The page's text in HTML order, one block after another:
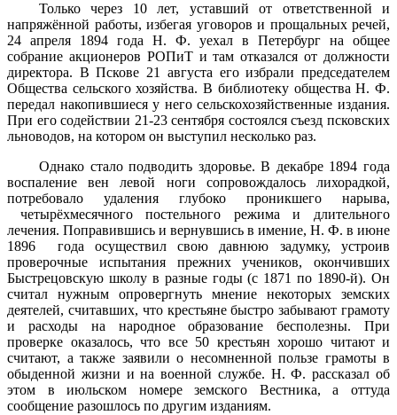
Только через 10 лет, уставший от ответственной и
напряжённой работы, избегая уговоров и прощальных речей,
24 апреля 1894 года Н. Ф. уехал в Петербург на общее
собрание акционеров РОПиТ и там отказался от должности
директора. В Пскове 21 августа его избрали председателем
Общества сельского хозяйства. В библиотеку общества Н. Ф.
передал накопившиеся у него сельскохозяйственные издания.
При его содействии 21-23 сентября состоялся съезд псковских
льноводов, на котором он выступил несколько раз.
Однако стало подводить здоровье. В декабре 1894 года
воспаление вен левой ноги сопровождалось лихорадкой,
потребовало удаления глубоко проникшего нарыва,
четырёхмесячного постельного режима и длительного
лечения. Поправившись и вернувшись в имение, Н. Ф. в июне
1896 года осуществил свою давнюю задумку, устроив
проверочные испытания прежних учеников, окончивших
Быстрецовскую школу в разные годы (с 1871 по 1890-й). Он
считал нужным опровергнуть мнение некоторых земских
деятелей, считавших, что крестьяне быстро забывают грамоту
и расходы на народное образование бесполезны. При
проверке оказалось, что все 50 крестьян хорошо читают и
считают, а также заявили о несомненной пользе грамоты в
обыденной жизни и на военной службе. Н. Ф. рассказал об
этом в июльском номере земского Вестника, а оттуда
сообщение разошлось по другим изданиям.